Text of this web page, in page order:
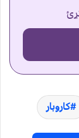
کاروبار